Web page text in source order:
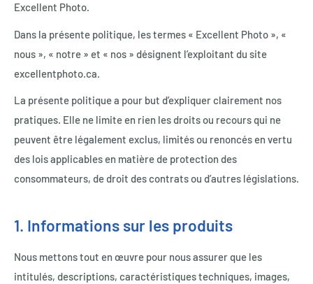
Excellent Photo.
Dans la présente politique, les termes « Excellent Photo », «
nous », « notre » et « nos » désignent l’exploitant du site
excellentphoto.ca.
La présente politique a pour but d’expliquer clairement nos
pratiques. Elle ne limite en rien les droits ou recours qui ne
peuvent être légalement exclus, limités ou renoncés en vertu
des lois applicables en matière de protection des
consommateurs, de droit des contrats ou d’autres législations.
1. Informations sur les produits
Nous mettons tout en œuvre pour nous assurer que les
intitulés, descriptions, caractéristiques techniques, images,